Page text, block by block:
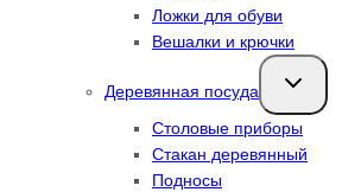
Ложки для обуви
Вешалки и крючки
Деревянная посуда
Переключить
дочернее
Столовые приборы
Стакан деревянный
Подносы